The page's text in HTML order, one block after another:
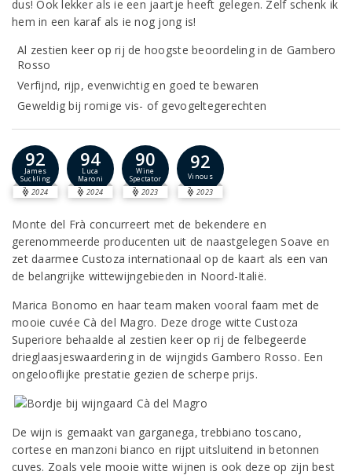
dus! Ook lekker als ie een jaartje heeft gelegen. Zelf schenk ik
hem in een karaf als ie nog jong is!
Al zestien keer op rij de hoogste beoordeling in de Gambero
Rosso
Verfijnd, rijp, evenwichtig en goed te bewaren
Geweldig bij romige vis- of gevogeltegerechten
92
James
Suckling
2024
94
Luca
Maroni
2024
90
Wine
Spectator
2023
92
Vinous
2023
Monte del Frà concurreert met de bekendere en
gerenommeerde producenten uit de naastgelegen Soave en
zet daarmee Custoza internationaal op de kaart als een van
de belangrijke wittewijngebieden in Noord-Italië.
Marica Bonomo en haar team maken vooral faam met de
mooie cuvée Cà del Magro. Deze droge witte Custoza
Superiore behaalde al zestien keer op rij de felbegeerde
drieglaasjeswaardering in de wijngids Gambero Rosso. Een
ongelooflijke prestatie gezien de scherpe prijs.
De wijn is gemaakt van garganega, trebbiano toscano,
cortese en manzoni bianco en rijpt uitsluitend in betonnen
cuves. Zoals vele mooie witte wijnen is ook deze op zijn best